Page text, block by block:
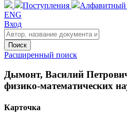
Поступления Алфавитный
ENG
Вход
Поиск
Расширенный поиск
Дымонт, Василий
физико-математических
Карточка